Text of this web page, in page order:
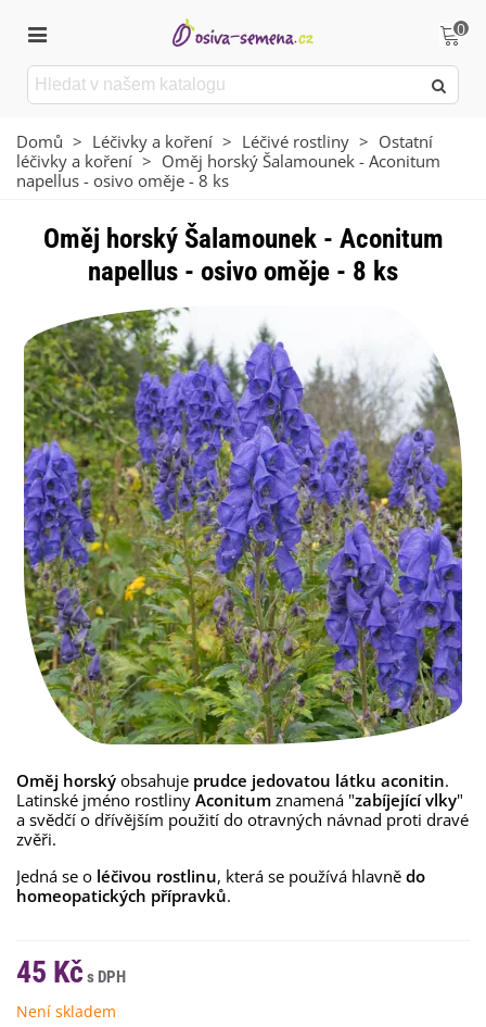
0
Domů > Léčivky a koření > Léčivé rostliny > Ostatní
léčivky a koření > Oměj horský Šalamounek - Aconitum
napellus - osivo oměje - 8 ks
Oměj horský Šalamounek - Aconitum
napellus - osivo oměje - 8 ks
Oměj horský obsahuje prudce jedovatou látku aconitin.
Latinské jméno rostliny Aconitum znamená "zabíjející vlky"
a svědčí o dřívějším použití do otravných návnad proti dravé
zvěři.
Jedná se o léčivou rostlinu, která se používá hlavně do
homeopatických přípravků.
45 Kč
Není skladem